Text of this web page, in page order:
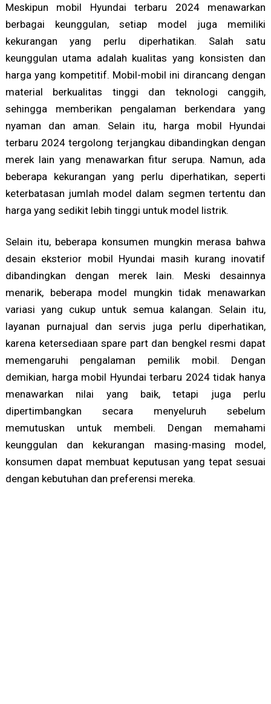
Meskipun mobil Hyundai terbaru 2024 menawarkan
berbagai keunggulan, setiap model juga memiliki
kekurangan yang perlu diperhatikan. Salah satu
keunggulan utama adalah kualitas yang konsisten dan
harga yang kompetitif. Mobil-mobil ini dirancang dengan
material berkualitas tinggi dan teknologi canggih,
sehingga memberikan pengalaman berkendara yang
nyaman dan aman. Selain itu, harga mobil Hyundai
terbaru 2024 tergolong terjangkau dibandingkan dengan
merek lain yang menawarkan fitur serupa. Namun, ada
beberapa kekurangan yang perlu diperhatikan, seperti
keterbatasan jumlah model dalam segmen tertentu dan
harga yang sedikit lebih tinggi untuk model listrik.
Selain itu, beberapa konsumen mungkin merasa bahwa
desain eksterior mobil Hyundai masih kurang inovatif
dibandingkan dengan merek lain. Meski desainnya
menarik, beberapa model mungkin tidak menawarkan
variasi yang cukup untuk semua kalangan. Selain itu,
layanan purnajual dan servis juga perlu diperhatikan,
karena ketersediaan spare part dan bengkel resmi dapat
memengaruhi pengalaman pemilik mobil. Dengan
demikian, harga mobil Hyundai terbaru 2024 tidak hanya
menawarkan nilai yang baik, tetapi juga perlu
dipertimbangkan secara menyeluruh sebelum
memutuskan untuk membeli. Dengan memahami
keunggulan dan kekurangan masing-masing model,
konsumen dapat membuat keputusan yang tepat sesuai
dengan kebutuhan dan preferensi mereka.